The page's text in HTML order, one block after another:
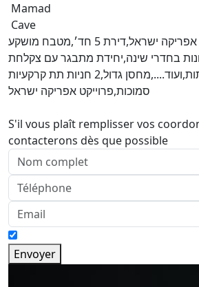
Mamad
Cave
פרוייקט אפריקה ישראל,דירת 5 חד׳,מטבח מושקע
בחדרי שינה,יחידת מתבגר עם צקלחת
ושירותים,רשתות,ועוד....,מחסן גדול,2 חניות תת קרקעיות
סמוכות,פרוייקט אפריקה ישראל
S'il vous plaît remplisser vos
contacterons dès que possible
Envoyer